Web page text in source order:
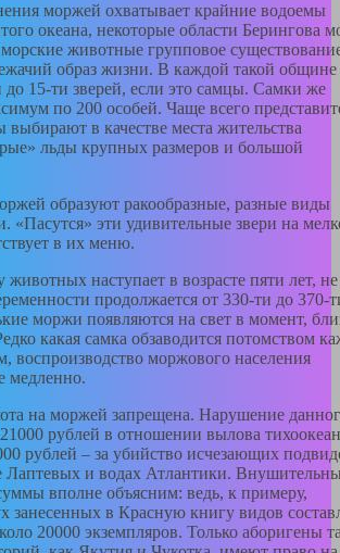
моржей охватывает крайние водоемы
океана, некоторые области Берингова
животные групповое
образ жизни. В каждой такой общине
до 15-ти зверей, если это самцы. Самки же
по 200 особей. Чаще всего
выбирают в качестве места жительства
льды крупных размеров и большой
образуют ракообразные, разные виды
«Пасутся» эти удивительные звери на
в их меню.
животных наступает в возрасте пяти лет, не
продолжается от 330-ти до 370-
моржи появляются на свет в момент,
какая самка обзаводится потомством
воспроизводство моржового населения
медленно.
на моржей запрещена. Нарушение
рублей в отношении вылова
рублей – за убийство исчезающих
и водах Атлантики.
вполне объясним: ведь, к примеру,
занесенных в Красную книгу видов
20000 экземпляров. Только аборигены